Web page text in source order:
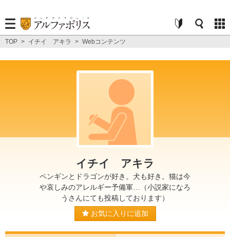
TOP > イチイ アキラ > Webコンテンツ
イチイ アキラ
ペンギンとドラゴンが好き。犬も好き。猫は今
や哀しみのアレルギー予備軍…（小説家になろ
うさんにても投稿しております）
お気に入りに追加